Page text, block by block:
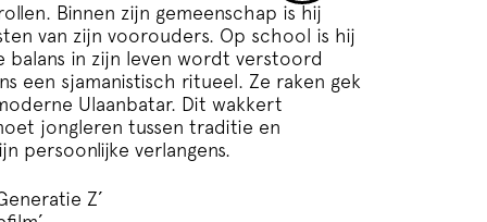
Binnen zijn gemeenschap is hij
van zijn voorouders. Op school is hij
in zijn leven wordt verstoord
een sjamanistisch ritueel. Ze raken gek
Ulaanbatar. Dit wakkert
jongleren tussen traditie en
persoonlijke verlangens.
Z’